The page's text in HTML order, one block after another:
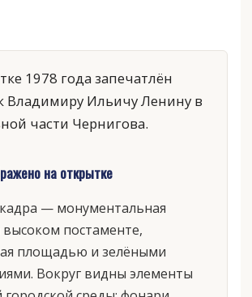
1978 года запечатлён
Владимиру Ильичу Ленину в
части Чернигова.
на открытке
— монументальная
высоком постаменте,
площадью и зелёными
Вокруг видны элементы